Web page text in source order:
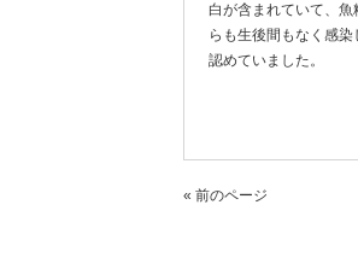
白が含まれていて、
らも生後間もなく感
認めていました。
« 前のページ